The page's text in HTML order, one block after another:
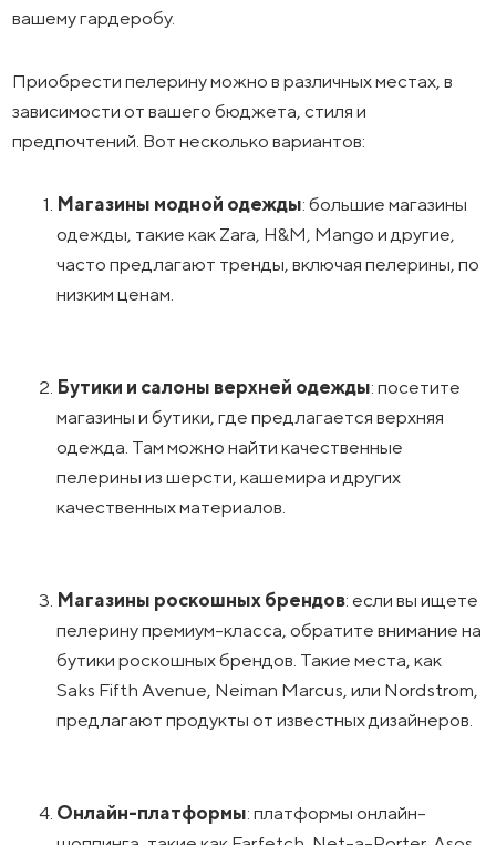
вашему гардеробу.
Приобрести пелерину можно в различных местах, в
зависимости от вашего бюджета, стиля и
предпочтений. Вот несколько вариантов:
Магазины модной одежды: большие магазины
одежды, такие как Zara, H&M, Mango и другие,
часто предлагают тренды, включая пелерины, по
низким ценам.
Бутики и салоны верхней одежды: посетите
магазины и бутики, где предлагается верхняя
одежда. Там можно найти качественные
пелерины из шерсти, кашемира и других
качественных материалов.
Магазины роскошных брендов: если вы ищете
пелерину премиум-класса, обратите внимание на
бутики роскошных брендов. Такие места, как
Saks Fifth Avenue, Neiman Marcus, или Nordstrom,
предлагают продукты от известных дизайнеров.
Онлайн-платформы: платформы онлайн-